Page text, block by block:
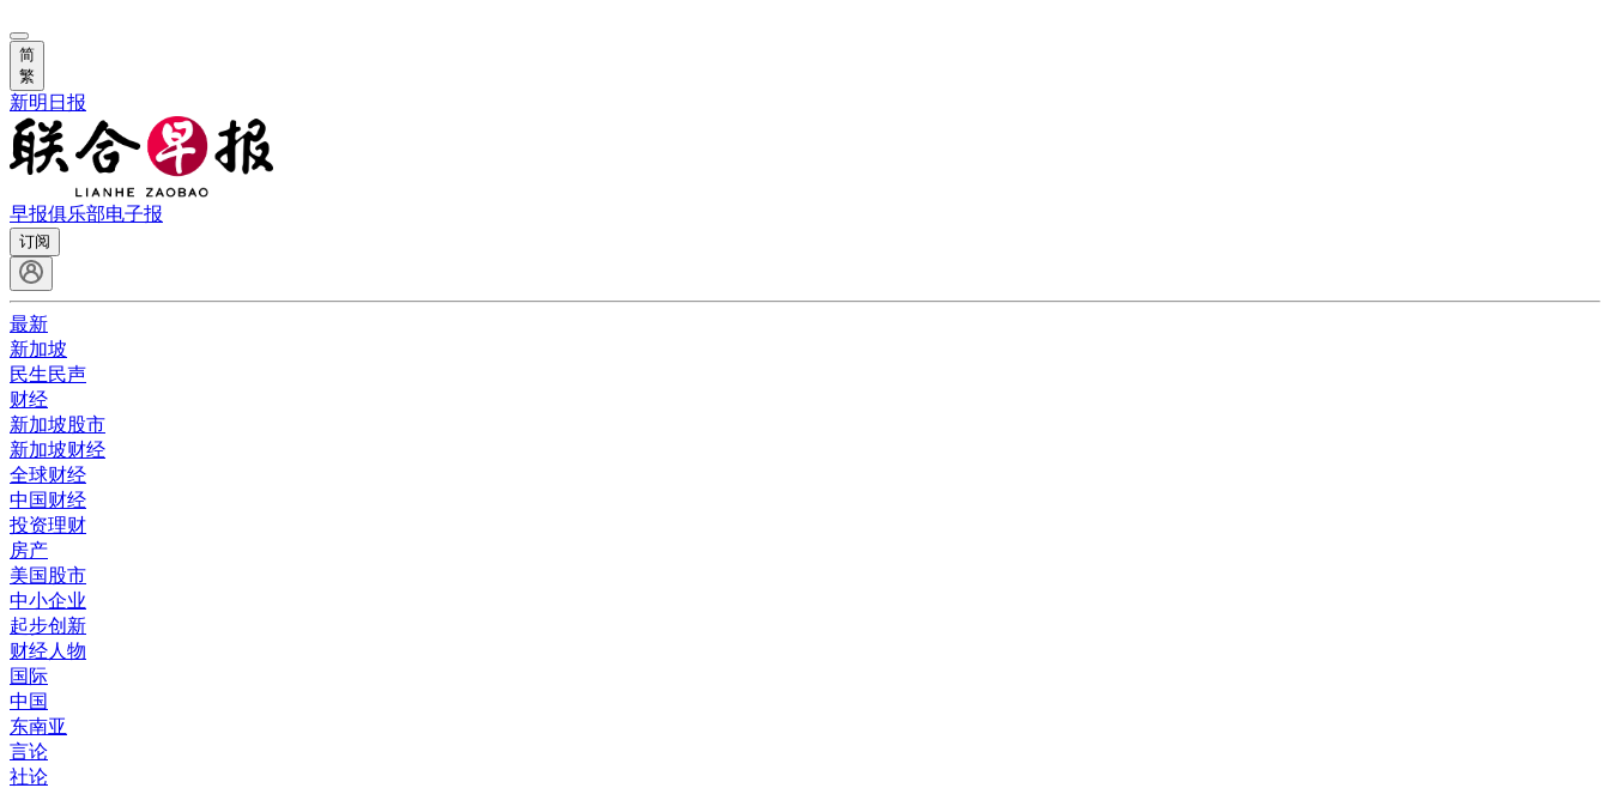
简
繁
新明日报
早报俱乐部电子报
订阅
最新
新加坡
民生民声
财经
新加坡股市
新加坡财经
全球财经
中国财经
投资理财
房产
美国股市
中小企业
起步创新
财经人物
国际
中国
东南亚
言论
社论